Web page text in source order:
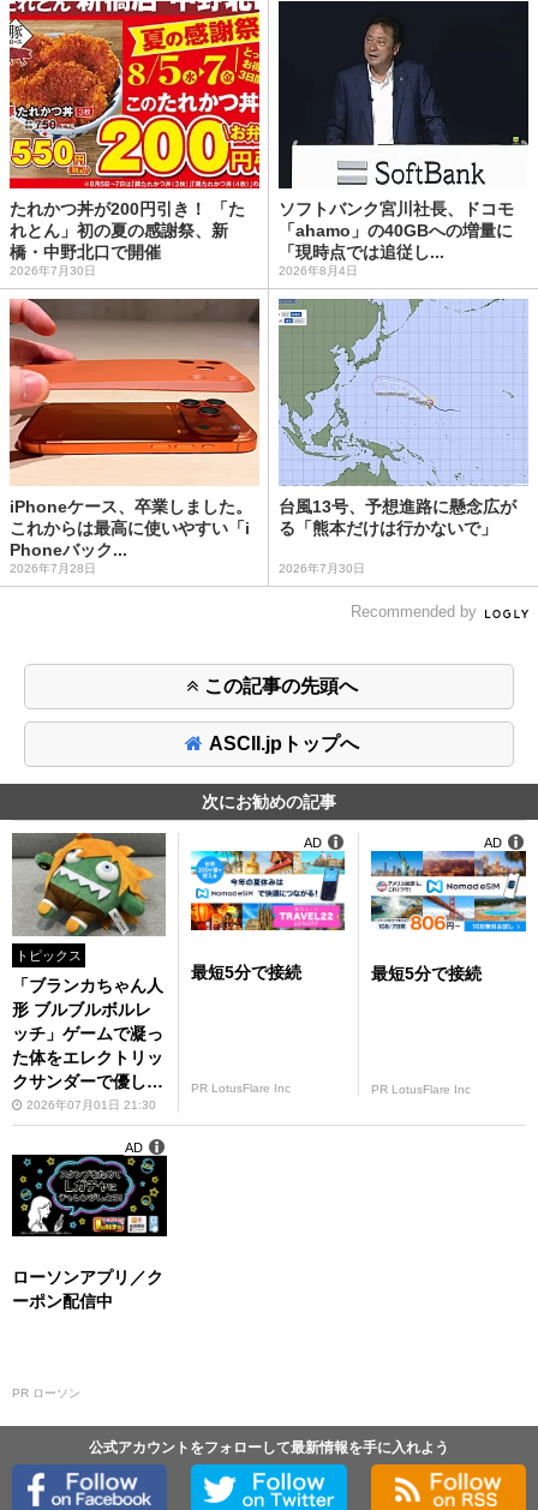
たれかつ丼が200円引き！ 「た
れとん」初の夏の感謝祭、新
橋・中野北口で開催
2026年7月30日
ソフトバンク宮川社長、ドコモ
「ahamo」の40GBへの増量に
「現時点では追従し...
2026年8月4日
iPhoneケース、卒業しました。
これからは最高に使いやすい「i
Phoneバック...
2026年7月28日
台風13号、予想進路に懸念広が
る「熊本だけは行かないで」
2026年7月30日
Recommended by
この記事の先頭へ
ASCII.jpトップへ
次にお勧めの記事
トピックス
「ブランカちゃん人
形 ブルブルボルレ
ッチ」ゲームで凝っ
た体をエレクトリッ
クサンダーで優しく
ほぐす
2026年07月01日 21:30
最短5分で接続
PR LotusFlare Inc
AD
最短5分で接続
PR LotusFlare Inc
AD
ローソンアプリ／ク
ーポン配信中
PR ローソン
AD
公式アカウントをフォローして最新情報を手に入れよう